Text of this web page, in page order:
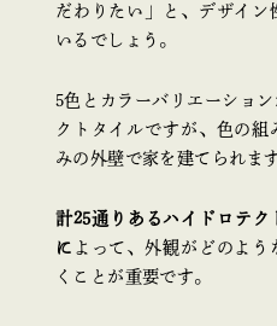
だわりたい」と、デザイン
いるでしょう。
5色とカラーバリエーショ
クトタイルですが、色の
みの外壁で家を建てられます
計25通りあるハイドロテ
に よって、外観がどのよ
くことが重要です。